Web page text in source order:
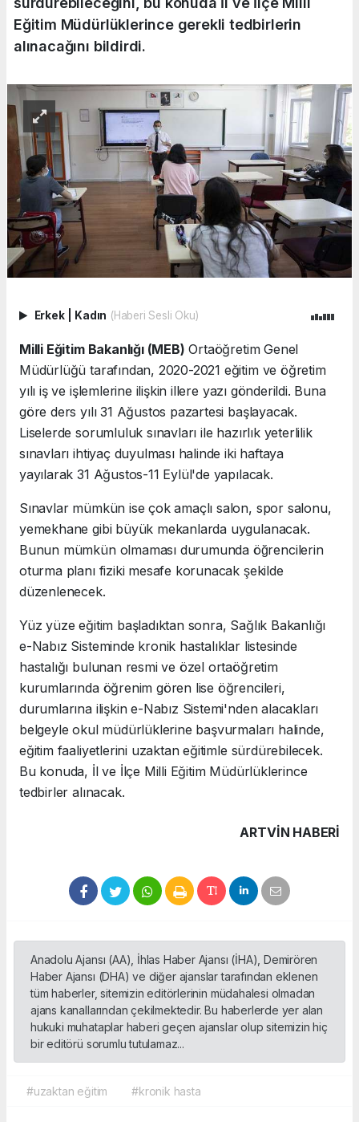
Eğitim Müdürlüklerince gerekli tedbirlerin
alınacağını bildirdi.
Erkek Kadın (Haberi Sesli Oku)
Milli Eğitim Bakanlığı (MEB) Ortaöğretim Genel
Müdürlüğü tarafından, 2020-2021 eğitim ve öğretim
yılı iş ve işlemlerine ilişkin illere yazı gönderildi. Buna
göre ders yılı 31 Ağustos pazartesi başlayacak.
Liselerde sorumluluk sınavları ile hazırlık yeterlilik
sınavları ihtiyaç duyulması halinde iki haftaya
yayılarak 31 Ağustos-11 Eylül'de yapılacak.
Sınavlar mümkün ise çok amaçlı salon, spor salonu,
yemekhane gibi büyük mekanlarda uygulanacak.
Bunun mümkün olmaması durumunda öğrencilerin
oturma planı fiziki mesafe korunacak şekilde
düzenlenecek.
Yüz yüze eğitim başladıktan sonra, Sağlık Bakanlığı
e-Nabız Sisteminde kronik hastalıklar listesinde
hastalığı bulunan resmi ve özel ortaöğretim
kurumlarında öğrenim gören lise öğrencileri,
durumlarına ilişkin e-Nabız Sistemi'nden alacakları
belgeyle okul müdürlüklerine başvurmaları halinde,
eğitim faaliyetlerini uzaktan eğitimle sürdürebilecek.
Bu konuda, İl ve İlçe Milli Eğitim Müdürlüklerince
tedbirler alınacak.
ARTVIN HABERİ
Anadolu Ajansı (AA), İhlas Haber Ajansı (İHA), Demirören
Haber Ajansı (DHA) ve diğer ajanslar tarafından eklenen
tüm haberler, sitemizin editörlerinin müdahalesi olmadan
ajans kanallarından çekilmektedir. Bu haberlerde yer alan
hukuki muhataplar haberi geçen ajanslar olup sitemizin hiç
bir editörü sorumlu tutulamaz...
#uzaktan eğitim #kronik hasta